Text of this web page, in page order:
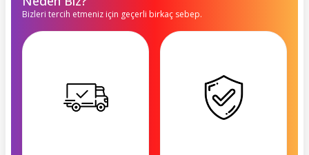
Bizleri tercih etmeniz için geçerli birkaç sebep.